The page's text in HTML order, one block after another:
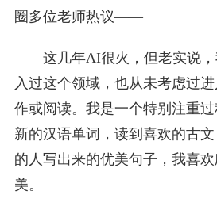
圈多位老师热议——
这几年AI很火，但老实说
入过这个领域，也从未考虑过
作或阅读。我是一个特别注重
新的汉语单词，读到喜欢的古
的人写出来的优美句子，我喜
美。